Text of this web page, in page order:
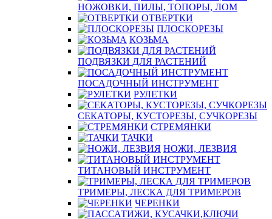
НОЖОВКИ, ПИЛЫ, ТОПОРЫ, ЛОМ
ОТВЕРТКИ
ПЛОСКОРЕЗЫ
КОЗЬМА
ПОДВЯЗКИ ДЛЯ РАСТЕНИЙ
ПОСАДОЧНЫЙ ИНСТРУМЕНТ
РУЛЕТКИ
СЕКАТОРЫ, КУСТОРЕЗЫ, СУЧКОРЕЗЫ
СТРЕМЯНКИ
ТАЧКИ
НОЖИ, ЛЕЗВИЯ
ТИТАНОВЫЙ ИНСТРУМЕНТ
ТРИМЕРЫ, ЛЕСКА ДЛЯ ТРИМЕРОВ
ЧЕРЕНКИ